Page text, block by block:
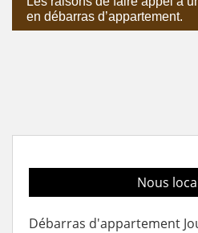
en débarras d’appartement.
Nous
Débarras d'appartement